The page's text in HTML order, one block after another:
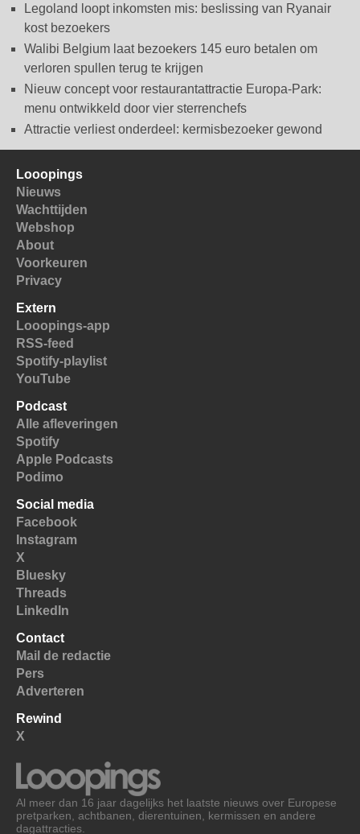
Legoland loopt inkomsten mis: beslissing van Ryanair
kost bezoekers
Walibi Belgium laat bezoekers 145 euro betalen om
verloren spullen terug te krijgen
Nieuw concept voor restaurantattractie Europa-Park:
menu ontwikkeld door vier sterrenchefs
Attractie verliest onderdeel: kermisbezoeker gewond
Looopings
Nieuws
Wachttijden
Webshop
About
Voorkeuren
Privacy
Extern
Looopings-app
RSS-feed
Spotify-playlist
YouTube
Podcast
Alle afleveringen
Spotify
Apple Podcasts
Podimo
Social media
Facebook
Instagram
X
Bluesky
Threads
LinkedIn
Contact
Mail de redactie
Pers
Adverteren
Rewind
X
Al meer dan 16 jaar dagelijks het laatste nieuws over Europese
pretparken, achtbanen, dierentuinen, kermissen en andere
dagattracties.